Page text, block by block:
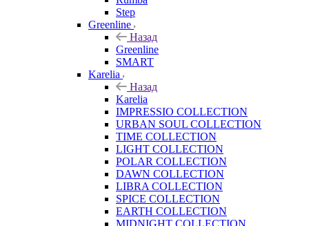
Step
Greenline
Назад
Greenline
SMART
Karelia
Назад
Karelia
IMPRESSIO COLLECTION
URBAN SOUL COLLECTION
TIME COLLECTION
LIGHT COLLECTION
POLAR COLLECTION
DAWN COLLECTION
LIBRA COLLECTION
SPICE COLLECTION
EARTH COLLECTION
MIDNIGHT COLLECTION